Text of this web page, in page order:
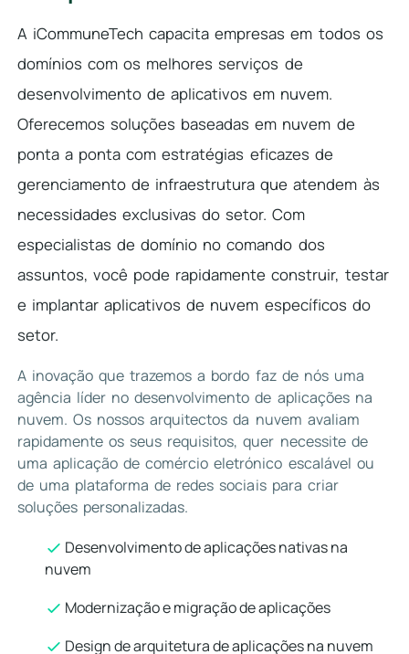
A iCommuneTech capacita empresas em todos os
domínios com os melhores serviços de
desenvolvimento de aplicativos em nuvem.
Oferecemos soluções baseadas em nuvem de
ponta a ponta com estratégias eficazes de
gerenciamento de infraestrutura que atendem às
necessidades exclusivas do setor. Com
especialistas de domínio no comando dos
assuntos, você pode rapidamente construir, testar
e implantar aplicativos de nuvem específicos do
setor.
A inovação que trazemos a bordo faz de nós uma
agência líder no desenvolvimento de aplicações na
nuvem. Os nossos arquitectos da nuvem avaliam
rapidamente os seus requisitos, quer necessite de
uma aplicação de comércio eletrónico escalável ou
de uma plataforma de redes sociais para criar
soluções personalizadas.
Desenvolvimento de aplicações nativas na
nuvem
Modernização e migração de aplicações
Design de arquitetura de aplicações na nuvem